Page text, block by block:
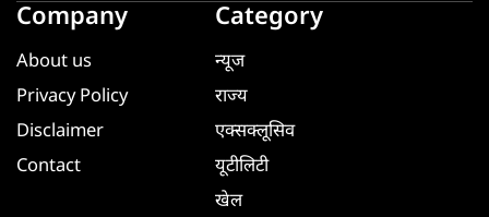
Company
About us
Privacy Policy
Disclaimer
Contact
Category
न्यूज
राज्य
एक्सक्लूसिव
यूटीलिटी
खेल